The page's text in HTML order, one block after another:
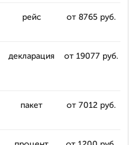
рейс от 8765 руб.
декларация от 19077 руб.
пакет от 7012 руб.